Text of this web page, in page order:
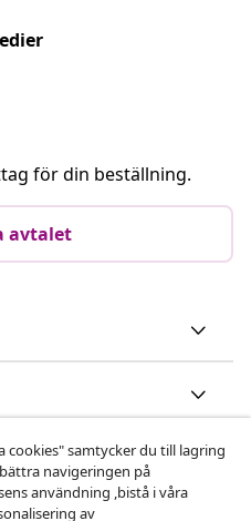
för din beställning.
avtalet
cookies" samtycker du till lagring
navigeringen på
användning ,bistå i våra
av